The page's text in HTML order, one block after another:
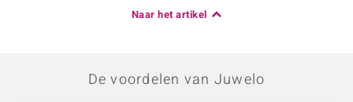
Naar het artikel
De voordelen van Juwelo